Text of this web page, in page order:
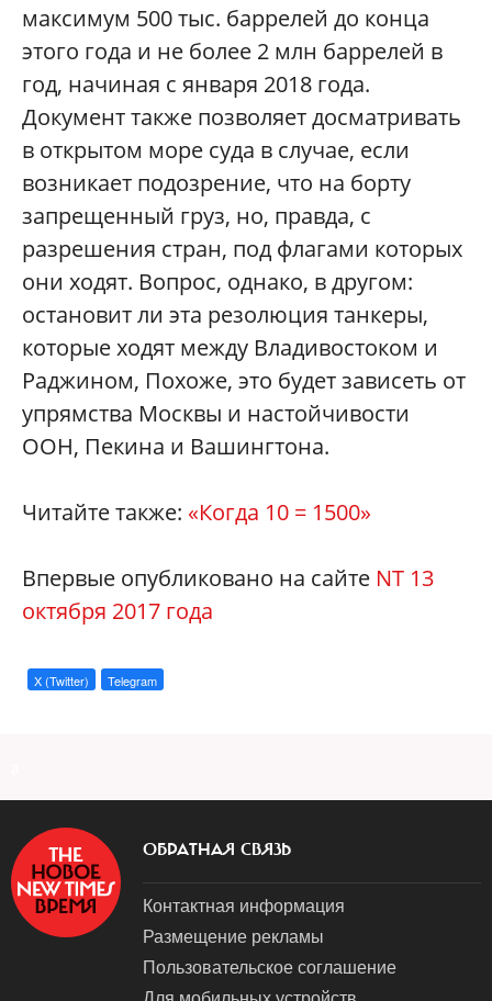
максимум 500 тыс. баррелей до конца
этого года и не более 2 млн баррелей в
год, начиная с января 2018 года.
Документ также позволяет досматривать
в открытом море суда в случае, если
возникает подозрение, что на борту
запрещенный груз, но, правда, с
разрешения стран, под флагами которых
они ходят. Вопрос, однако, в другом:
остановит ли эта резолюция танкеры,
которые ходят между Владивостоком и
Раджином, Похоже, это будет зависеть от
упрямства Москвы и настойчивости
ООН, Пекина и Вашингтона.
Читайте также: «Когда 10 = 1500»
Впервые опубликовано на сайте NT 13
октября 2017 года
X (Twitter) Telegram
ОБРАТНАЯ СВЯЗЬ
Контактная информация
Размещение рекламы
Пользовательское соглашение